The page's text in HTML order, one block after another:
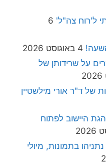
ל'רוח צה"ל' 6
4 באוגוסט 2026
על שרידותן של
של ד"ר אורי מילשטיין
היישוב לפתוח
בתמונות, מיולי